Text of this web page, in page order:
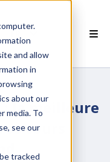
and allow
in
about our
media. To
see our
tracked
FR
: la meilleure
cours